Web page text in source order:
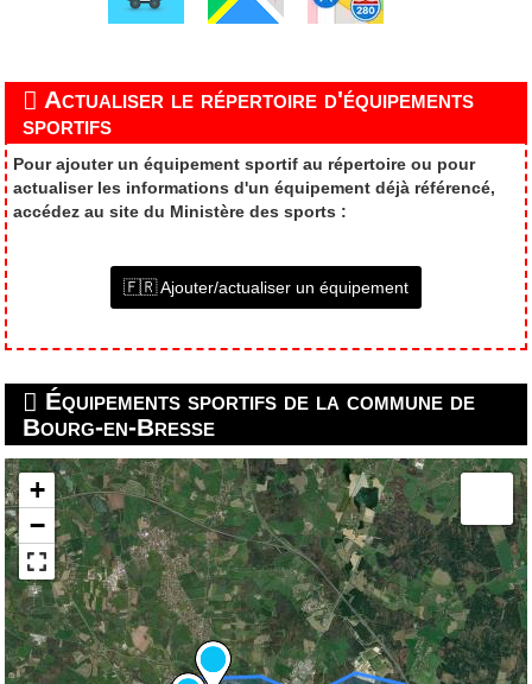
Actualiser le répertoire d'équipements
sportifs
Pour ajouter un équipement sportif au répertoire ou pour
actualiser les informations d'un équipement déjà référencé,
accédez au site du Ministère des sports :
🇫🇷 Ajouter/actualiser un équipement
Équipements sportifs de la commune de
Bourg-en-Bresse
+
−